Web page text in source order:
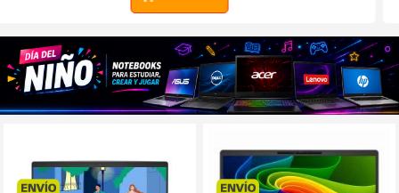
Envío hoy. Comprando antes de 13Hs. Envío hoy.